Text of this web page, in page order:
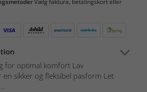
Vælg faktura, betalingskort eller
for optimal komfort Lav
sikker og fleksibel pasform Let